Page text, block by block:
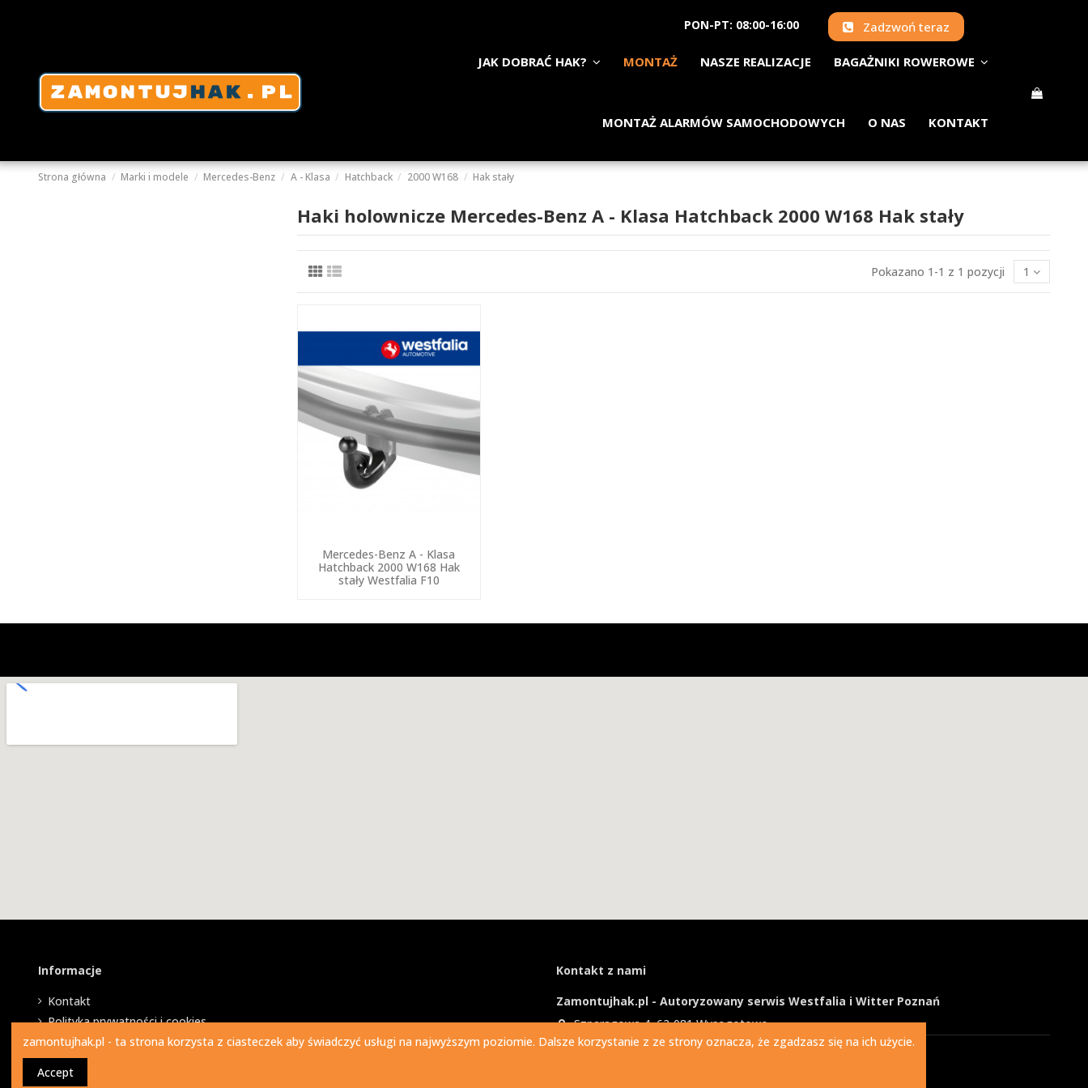
PON-PT: 08:00-16:00 Zadzwoń teraz
JAK DOBRAĆ HAK? MONTAŻ NASZE REALIZACJE BAGAŻNIKI ROWEROWE
MONTAŻ ALARMÓW SAMOCHODOWYCH O NAS KONTAKT
Strona główna Marki i modele Mercedes-Benz A - Klasa Hatchback 2000 W168 Hak stały
Haki holownicze Mercedes-Benz A - Klasa Hatchback 2000 W168 Hak stały
Pokazano 1-1 z 1 pozycji 1
Mercedes-Benz A - Klasa
Hatchback 2000 W168 Hak
stały Westfalia F10
Informacje
Kontakt
Polityka prywatności i cookies
Kontakt z nami
Zamontujhak.pl - Autoryzowany serwis Westfalia i Witter Poznań
Szparagowa 4, 62-081 Wysogotowo
730 037 037
zamontujhak.pl - ta strona korzysta z ciasteczek aby świadczyć usługi na najwyższym poziomie. Dalsze korzystanie z ze strony oznacza, że zgadzasz się na ich użycie.
Accept